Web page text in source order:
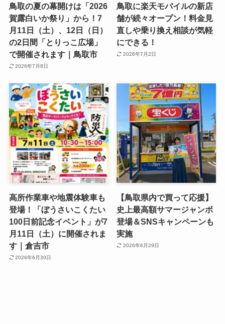
鳥取の夏の幕開けは「2026
賀露白いか祭り」から！7
月11日（土）、12日（日）
の2日間「とりっこ広場」
で開催されます｜鳥取市
2026年7月8日
鳥取に楽天モバイルの新店
舗が続々オープン！料金見
直しや乗り換え相談が気軽
にできる！
2026年7月2日
高所作業車や地震体験車も
登場！「ぼうさいこくたい
100日前記念イベント」が7
月11日（土）に開催されま
す｜倉吉市
2026年6月30日
【鳥取県内で買って応援】
史上最高額サマージャンボ
登場＆SNSキャンペーンも
実施
2026年6月29日